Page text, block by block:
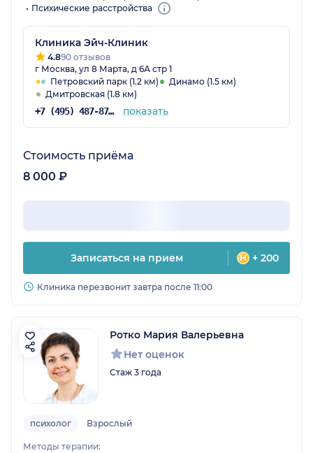
Психические расстройства
Клиника Эйч-Клиник
4.890 отзывов
г Москва, ул 8 Марта, д 6А стр 1
Петровский парк (1.2 км)
Динамо (1.5 км)
Дмитровская (1.8 км)
+7 (495) 487-87-91 показать
Стоимость приёма
8 000 ₽
Записаться на прием + 200
Клиника перезвонит завтра после 11:00
Ротко Мария Валерьевна
Нет оценок
Стаж 3 года
психолог Взрослый
Методы терапии: